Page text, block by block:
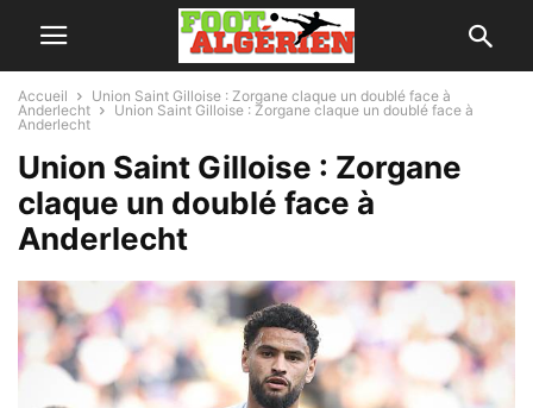
Accueil
Union Saint Gilloise : Zorgane claque un doublé face à
Anderlecht
Union Saint Gilloise : Zorgane claque un doublé face à
Anderlecht
Union Saint Gilloise : Zorgane
claque un doublé face à
Anderlecht